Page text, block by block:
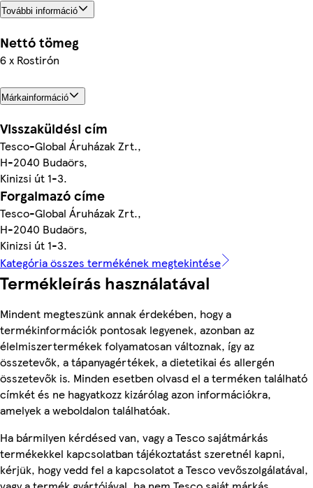
További információ
Nettó tömeg
6 x Rostirón
Márkainformáció
Visszaküldési cím
Tesco-Global Áruházak Zrt.,
H-2040 Budaörs,
Kinizsi út 1-3.
Forgalmazó címe
Tesco-Global Áruházak Zrt.,
H-2040 Budaörs,
Kinizsi út 1-3.
Kategória összes termékének megtekintése
Termékleírás használatával
Mindent megteszünk annak érdekében, hogy a
termékinformációk pontosak legyenek, azonban az
élelmiszertermékek folyamatosan változnak, így az
összetevők, a tápanyagértékek, a dietetikai és allergén
összetevők is. Minden esetben olvasd el a terméken található
címkét és ne hagyatkozz kizárólag azon információkra,
amelyek a weboldalon találhatóak.
Ha bármilyen kérdésed van, vagy a Tesco sajátmárkás
termékekkel kapcsolatban tájékoztatást szeretnél kapni,
kérjük, hogy vedd fel a kapcsolatot a Tesco vevőszolgálatával,